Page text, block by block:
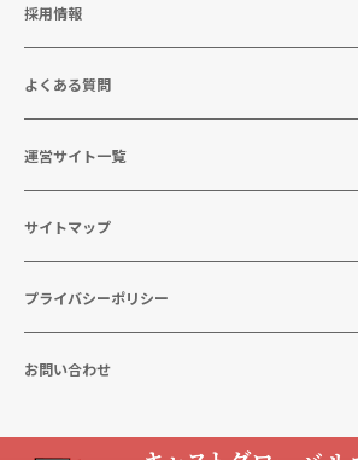
採用情報
よくある質問
運営サイト一覧
サイトマップ
プライバシーポリシー
お問い合わせ